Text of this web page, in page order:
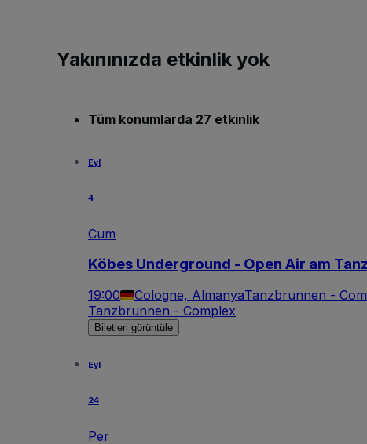
Yakınınızda etkinlik yok
Tüm konumlarda 27 etkinlik
Eyl
4
Cum
Köbes Underground - Open Air am
19:00 Cologne, AlmanyaTanzbrunnen -
Tanzbrunnen - Complex
Biletleri görüntüle
Eyl
24
Per